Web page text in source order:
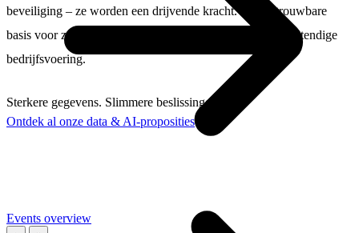
Events overview
beveiliging – ze worden een drijvende kracht. Een betrouwbare
basis voor zelfverzekerde beslissingen en een toekomstbestendige
bedrijfsvoering.
Sterkere gegevens. Slimmere beslissingen.
Ontdek al onze data & AI-proposities